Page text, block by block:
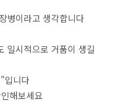
병이라고 생각합니다
일시적으로 거품이 생길
입니다
해보세요